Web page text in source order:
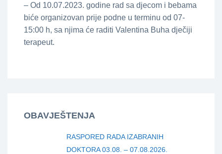
– Od 10.07.2023. godine rad sa djecom i bebama
biće organizovan prije podne u terminu od 07-
15:00 h, sa njima će raditi Valentina Buha dječiji
terapeut.
OBAVJEŠTENJA
RASPORED RADA IZABRANIH
DOKTORA 03.08. – 07.08.2026.